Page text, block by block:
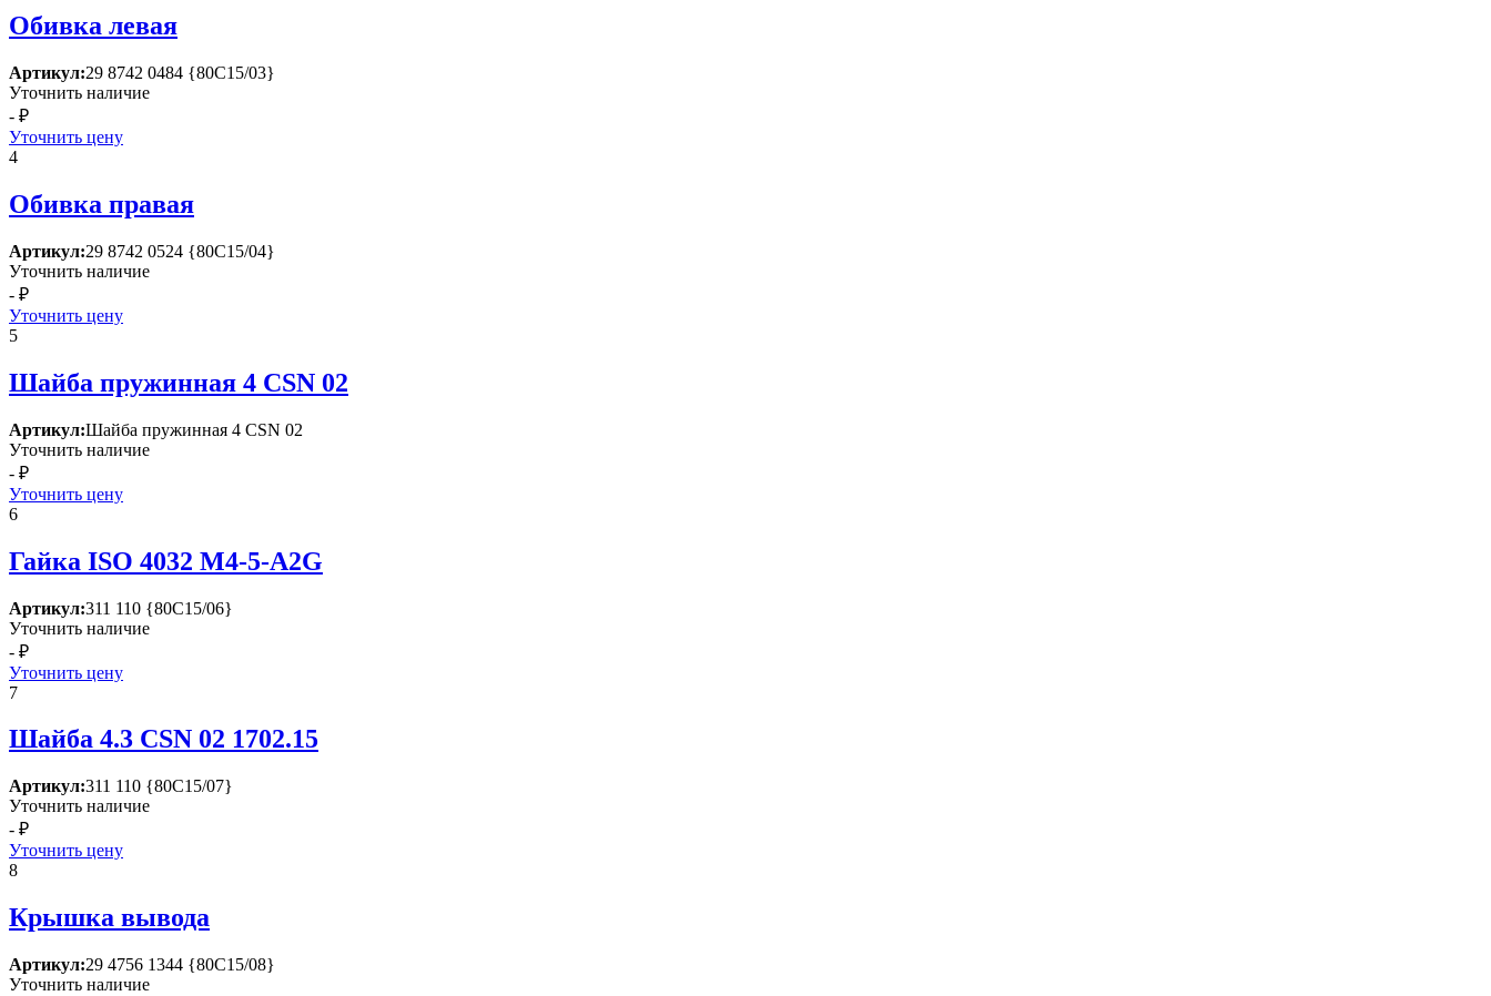
Обивка левая
Артикул:29 8742 0484 {80С15/03}
Уточнить наличие
- ₽
Уточнить цену
4
Обивка правая
Артикул:29 8742 0524 {80С15/04}
Уточнить наличие
- ₽
Уточнить цену
5
Шайба пружинная 4 СSN 02
Артикул:Шайба пружинная 4 СSN 02
Уточнить наличие
- ₽
Уточнить цену
6
Гайка ISО 4032 М4-5-А2G
Артикул:311 110 {80С15/06}
Уточнить наличие
- ₽
Уточнить цену
7
Шайба 4.3 СSN 02 1702.15
Артикул:311 110 {80С15/07}
Уточнить наличие
- ₽
Уточнить цену
8
Крышка вывода
Артикул:29 4756 1344 {80С15/08}
Уточнить наличие